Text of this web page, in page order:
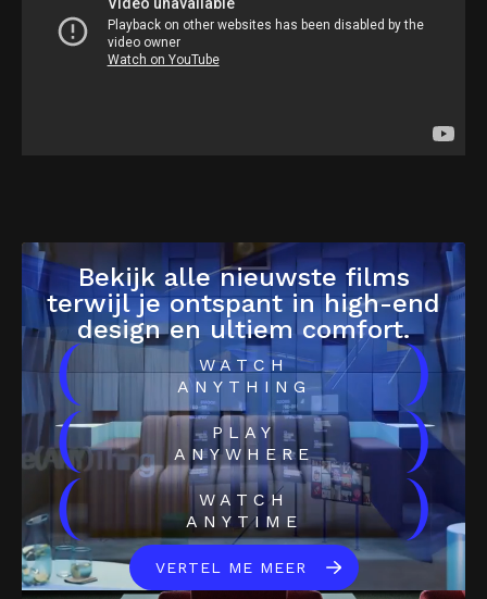
Bekijk alle nieuwste films
terwijl je ontspant in high-end
design en ultiem comfort.
(
WATCH
ANYTHING
)
(
PLAY
ANYWHERE
)
(
WATCH
ANYTIME
)
VERTEL ME MEER